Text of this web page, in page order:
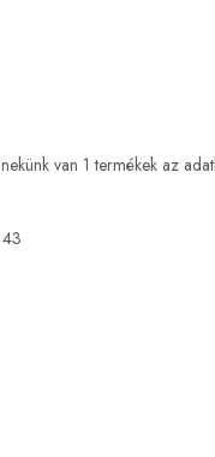
nekünk van 1 termékek az